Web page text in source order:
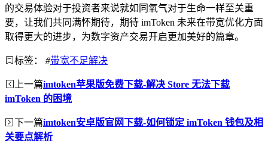
的交易体验对于投资者来说就如同氧气对于生命一样至关重
要，让我们共同满怀期待，期待 imToken 未来在带宽优化方面
取得更大的进步，为数字资产交易开启更加美好的篇章。
标签： #带宽不足解决
上一篇imtoken苹果版免费下载-解决 Store 无法下载
imToken 的困境
下一篇imtoken安卓版官网下载-如何锁定 imToken 钱包及相
关要点解析